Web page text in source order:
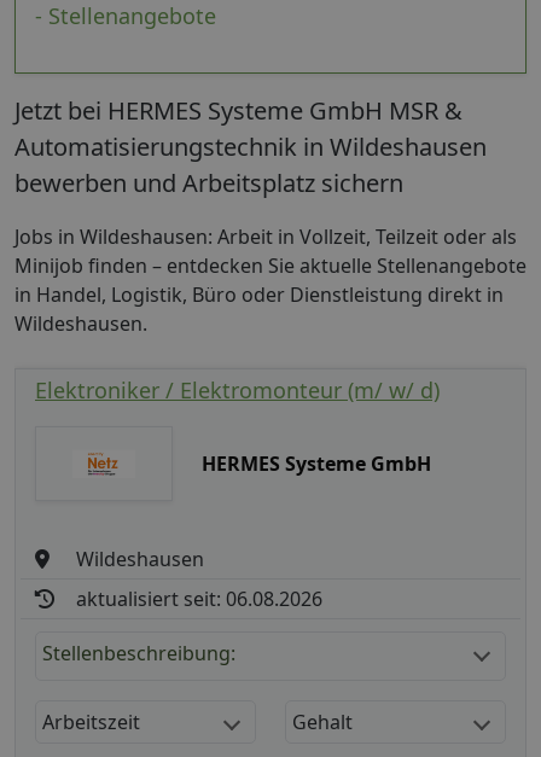
- Stellenangebote
Jetzt bei HERMES Systeme GmbH MSR &
Automatisierungstechnik in Wildeshausen
bewerben und Arbeitsplatz sichern
Jobs in Wildeshausen: Arbeit in Vollzeit, Teilzeit oder als
Minijob finden – entdecken Sie aktuelle Stellenangebote
in Handel, Logistik, Büro oder Dienstleistung direkt in
Wildeshausen.
Elektroniker / Elektromonteur (m/ w/ d)
HERMES Systeme GmbH
Wildeshausen
aktualisiert seit: 06.08.2026
Stellenbeschreibung:
Arbeitszeit Gehalt